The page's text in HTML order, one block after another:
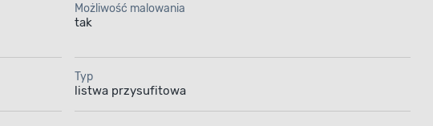
Możliwość malowania
tak
Typ
listwa przysufitowa